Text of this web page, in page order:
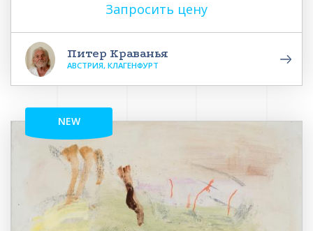
Запросить цену
Питер Краванья
АВСТРИЯ, КЛАГЕНФУРТ
NEW